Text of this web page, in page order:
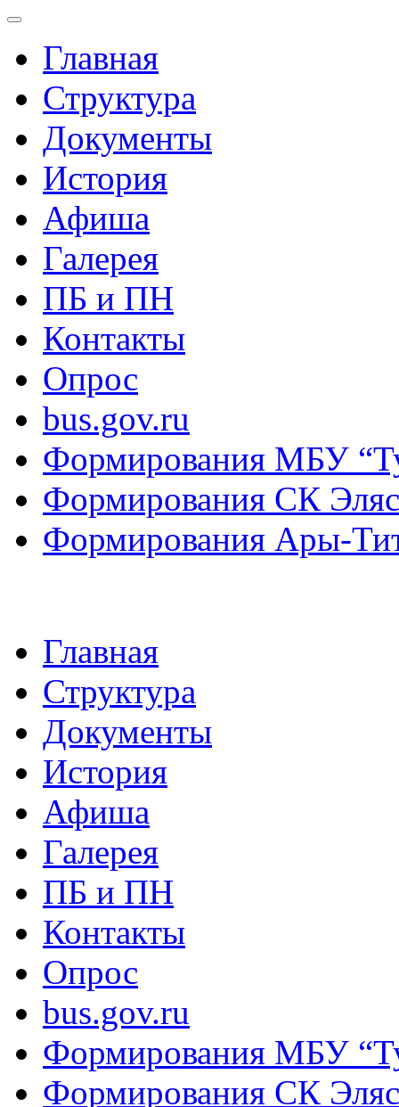
Главная
Структура
Документы
История
Афиша
Галерея
ПБ и ПН
Контакты
Опрос
bus.gov.ru
Формирования МБУ
Формирования СК
Формирования Ары-
Главная
Структура
Документы
История
Афиша
Галерея
ПБ и ПН
Контакты
Опрос
bus.gov.ru
Формирования МБУ
Формирования СК